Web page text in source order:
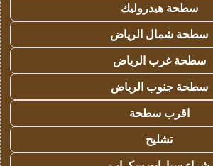
سطحة هيدروليك
سطحة شمال الرياض
سطحة غرب الرياض
سطحة جنوب الرياض
اقرب سطحة
تشليح